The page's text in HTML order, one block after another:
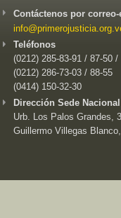
Contáctenos por
Teléfonos
(0212) 285-83-91 / 87-50 /
(0212) 286-73-03 / 88-55
(0414) 150-32-30
Dirección Sede
Urb. Los Palos Grandes,
Guillermo Villegas